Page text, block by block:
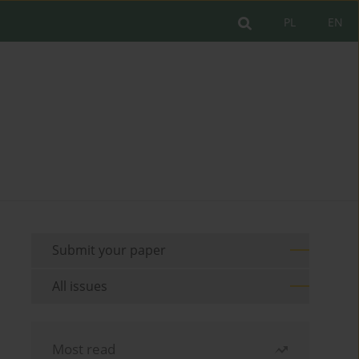
EN
PL
Submit your paper
All issues
Most read